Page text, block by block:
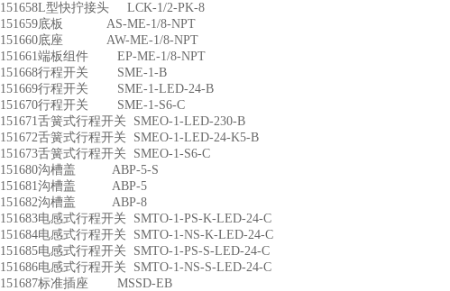
151658L型快拧接头 LCK-1/2-PK-8
151659底板 AS-ME-1/8-NPT
151660底座 AW-ME-1/8-NPT
151661端板组件 EP-ME-1/8-NPT
151668行程开关 SME-1-B
151669行程开关 SME-1-LED-24-B
151670行程开关 SME-1-S6-C
151671舌簧式行程开关 SMEO-1-LED-230-B
151672舌簧式行程开关 SMEO-1-LED-24-K5-B
151673舌簧式行程开关 SMEO-1-S6-C
151680沟槽盖 ABP-5-S
151681沟槽盖 ABP-5
151682沟槽盖 ABP-8
151683电感式行程开关 SMTO-1-PS-K-LED-24-C
151684电感式行程开关 SMTO-1-NS-K-LED-24-C
151685电感式行程开关 SMTO-1-PS-S-LED-24-C
151686电感式行程开关 SMTO-1-NS-S-LED-24-C
151687标准插座 MSSD-EB